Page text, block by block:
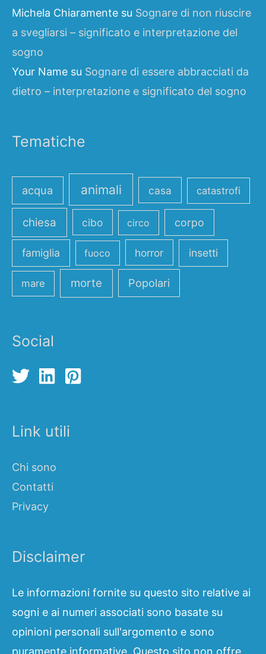
Michela Chiaramente su Sognare di non riuscire
a svegliarsi – significato e interpretazione del
sogno
Your Name su Sognare di essere abbracciati da
dietro – interpretazione e significato del sogno
Tematiche
acqua animali casa catastrofi
chiesa cibo circo corpo
famiglia fuoco horror insetti
mare morte Popolari
Social
Link utili
Chi sono
Contatti
Privacy
Disclaimer
Le informazioni fornite su questo sito relative ai
sogni e ai numeri associati sono basate su
opinioni personali sull'argomento e sono